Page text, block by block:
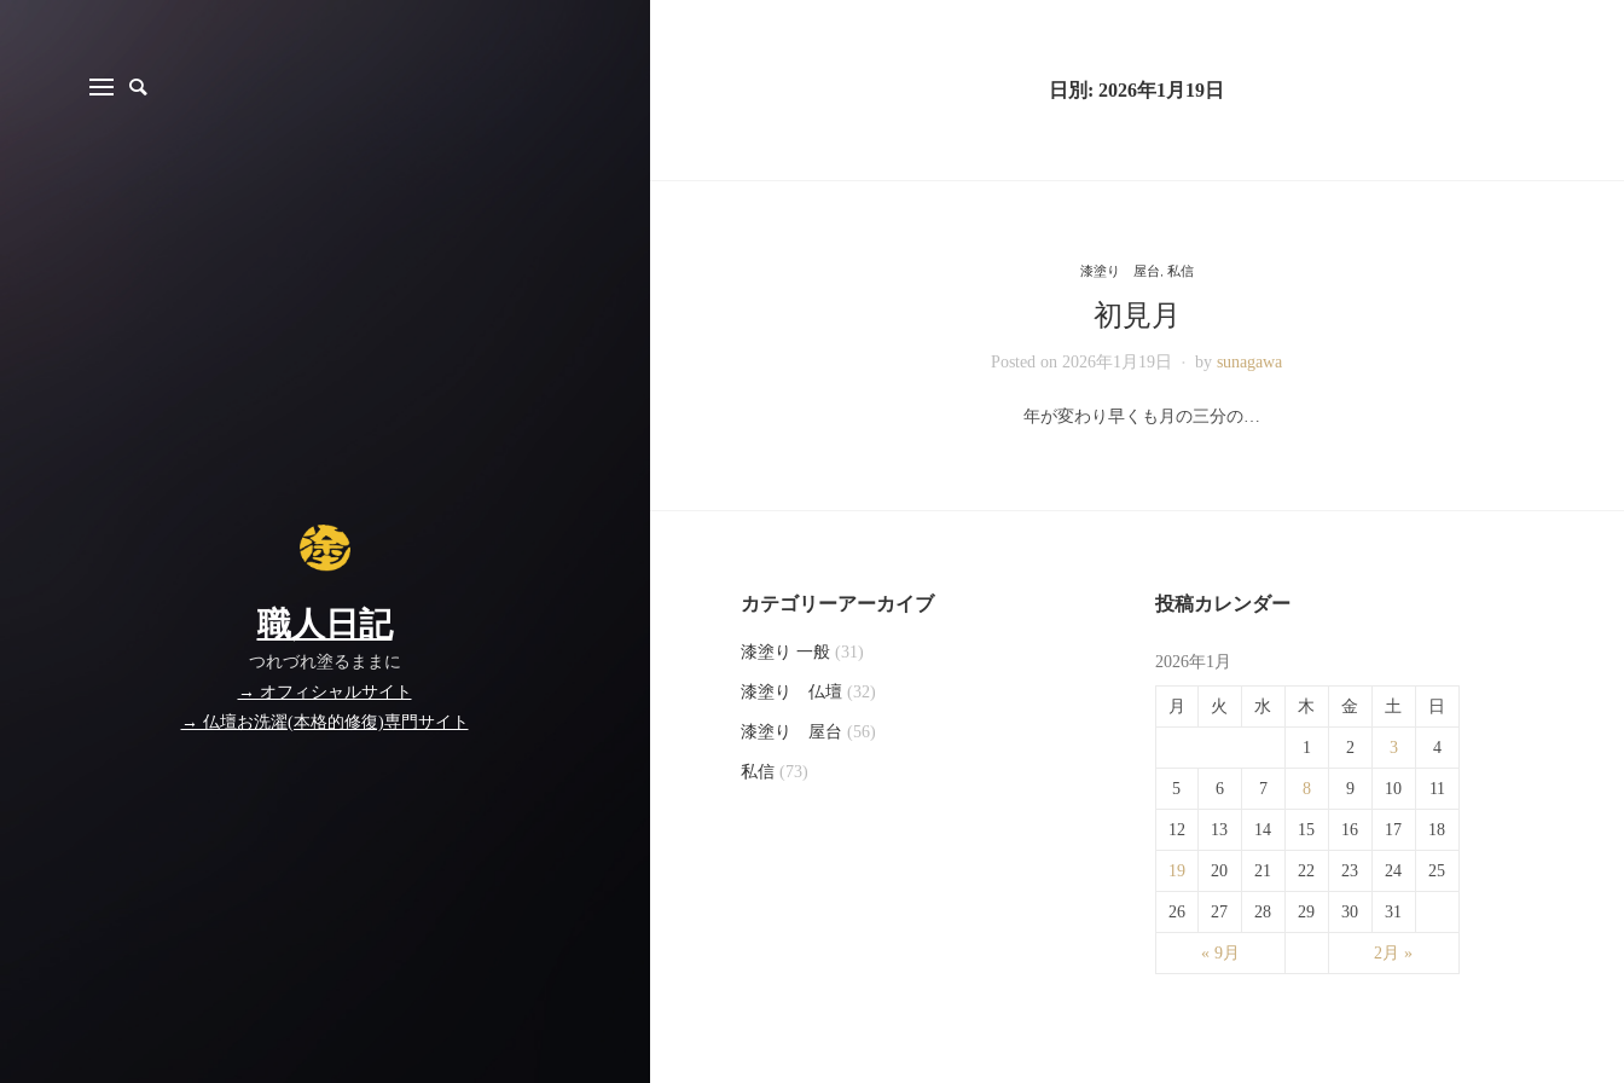
職人日記
つれづれ塗るままに
→ オフィシャルサイト
→ 仏壇お洗濯(本格的修復)専門サイト
日別: 2026年1月19日
漆塗り 屋台, 私信
初見月
Posted on 2026年1月19日 bysunagawa
年が変わり早くも月の三分の…
カテゴリーアーカイブ
漆塗り 一般(31)
漆塗り 仏壇 (32)
漆塗り 屋台 (56)
私信(73)
投稿カレンダー
2026年1月
月 火 水 木 金 土 日
« 9月 2月 »
1 2 3 4
5 6 7 8 9 10 11
12 13 14 15 16 17 18
19 20 21 22 23 24 25
26 27 28 29 30 31